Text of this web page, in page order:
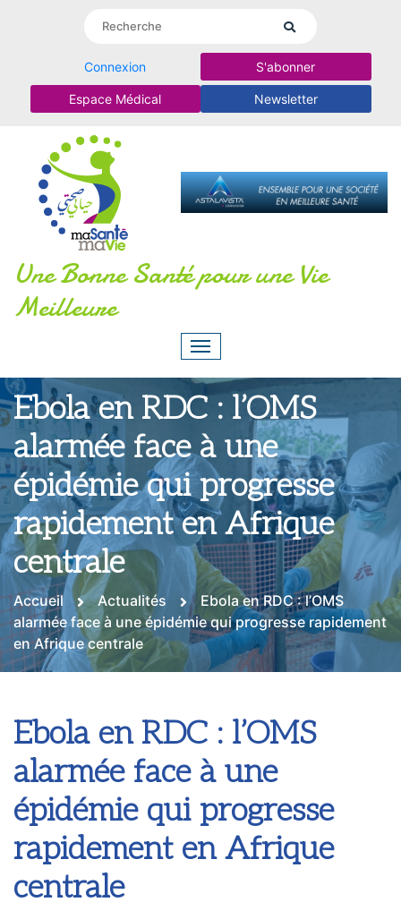
Connexion S'abonner
Espace Médical Newsletter
Une Bonne Santé pour une Vie
Meilleure
Ebola en RDC : l’OMS
alarmée face à une
épidémie qui progresse
rapidement en Afrique
centrale
Accueil Actualités
Ebola en RDC : l’OMS
alarmée face à une épidémie qui progresse rapidement
en Afrique centrale
Ebola en RDC : l’OMS
alarmée face à une
épidémie qui progresse
rapidement en Afrique
centrale